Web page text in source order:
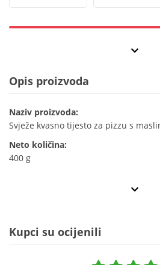
Opis proizvoda
Naziv proizvoda:
Svježe kvasno tijesto za pizzu s
Neto količina:
400 g
Kupci su ocijenili